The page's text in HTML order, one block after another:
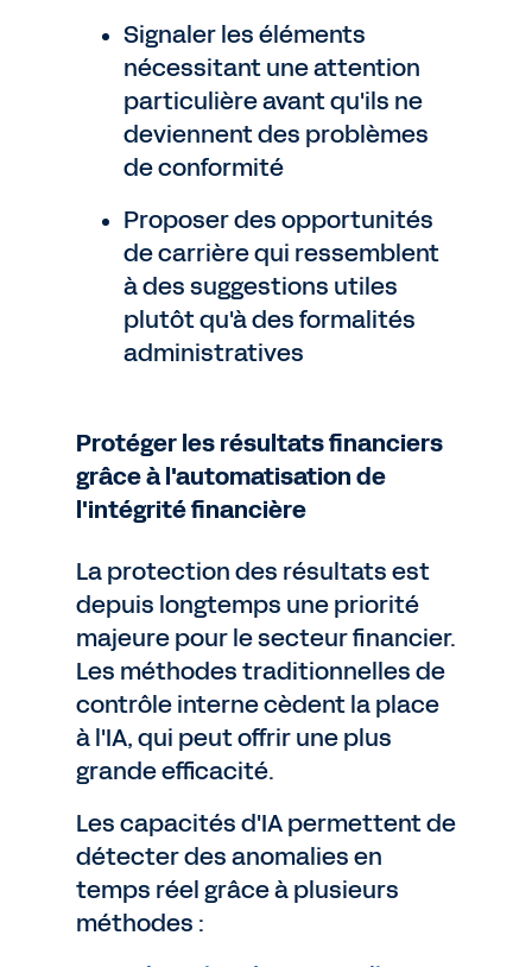
Signaler les éléments
nécessitant une attention
particulière avant qu'ils ne
deviennent des problèmes
de conformité
Proposer des opportunités
de carrière qui ressemblent
à des suggestions utiles
plutôt qu'à des formalités
administratives
Protéger les résultats financiers
grâce à l'automatisation de
l'intégrité financière
La protection des résultats est
depuis longtemps une priorité
majeure pour le secteur financier.
Les méthodes traditionnelles de
contrôle interne cèdent la place
à l'IA, qui peut offrir une plus
grande efficacité.
Les capacités d'IA permettent de
détecter des anomalies en
temps réel grâce à plusieurs
méthodes :